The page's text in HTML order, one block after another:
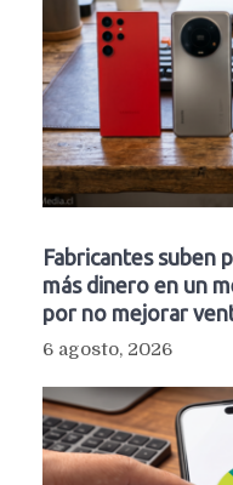
Fabricantes suben
más dinero en un
por no mejorar
6 agosto, 2026